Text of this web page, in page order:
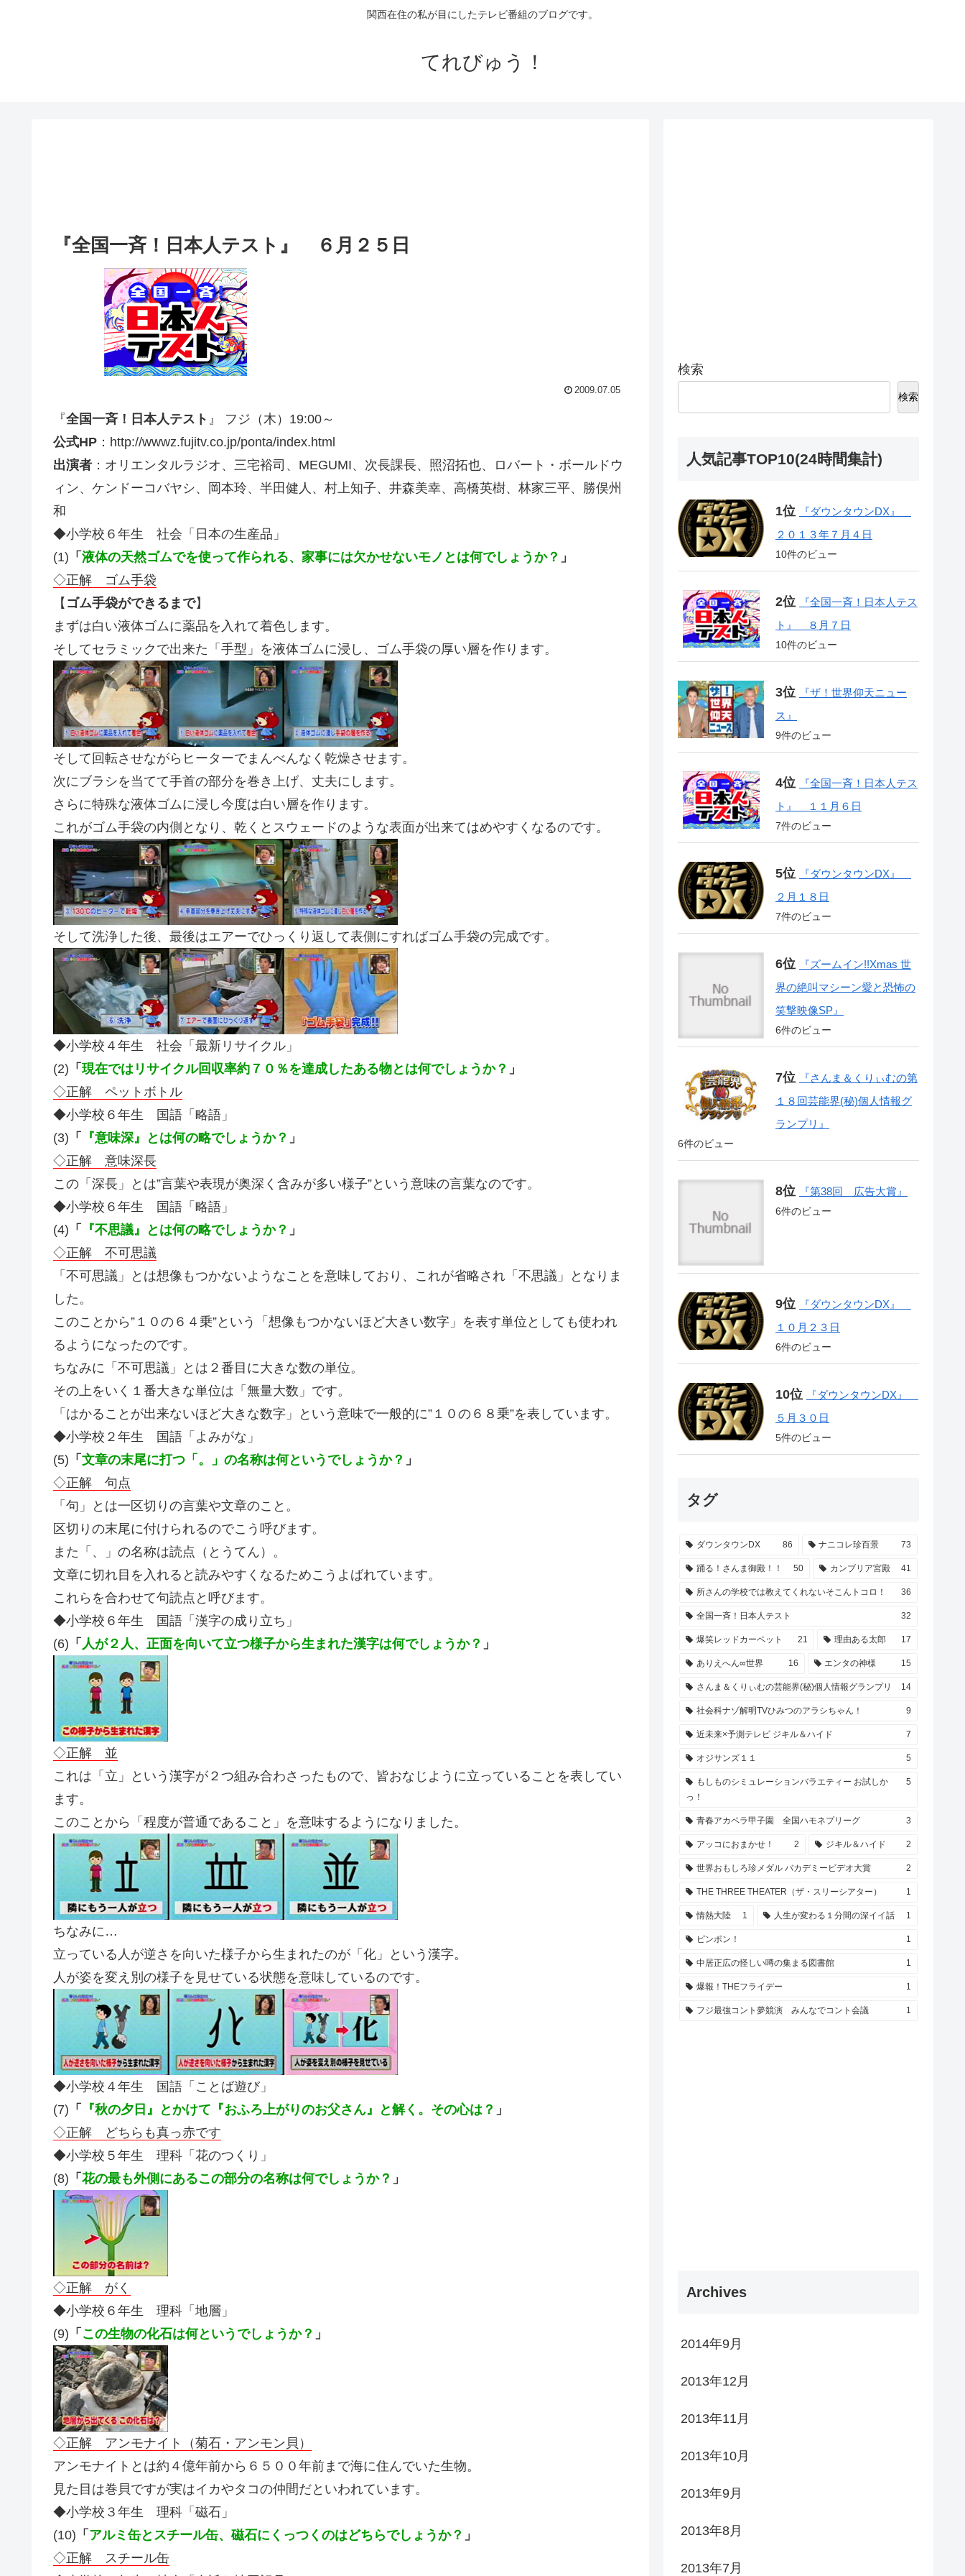
関西在住の私が目にしたテレビ番組のブログです。
てれびゅう！
『全国一斉！日本人テスト』 ６月２５日
2009.07.05
『全国一斉！日本人テスト 』 フジ（木）19:00～
公式HP ：http://wwwz.fujitv.co.jp/ponta/index.html
出演者 ：オリエンタルラジオ、三宅裕司、MEGUMI、次長課長、照沼拓也、ロバート・ボールドウ
ィン、ケンドーコバヤシ、岡本玲、半田健人、村上知子、井森美幸、高橋英樹、林家三平、勝俣州
和
◆小学校６年生 社会「日本の生産品」
(1) 「 液体の天然ゴムでを使って作られる、家事には欠かせないモノとは何でしょうか？ 」
◇正解 ゴム手袋
【 ゴム手袋ができるまで】
まずは白い液体ゴムに薬品を入れて着色します。
そしてセラミックで出来た「手型」を液体ゴムに浸し、ゴム手袋の厚い層を作ります。
そして回転させながらヒーターでまんべんなく乾燥させます。
次にブラシを当てて手首の部分を巻き上げ、丈夫にします。
さらに特殊な液体ゴムに浸し今度は白い層を作ります。
これがゴム手袋の内側となり、乾くとスウェードのような表面が出来てはめやすくなるのです。
そして洗浄した後、最後はエアーでひっくり返して表側にすればゴム手袋の完成です。
◆小学校４年生 社会「最新リサイクル」
(2) 「 現在ではリサイクル回収率約７０％を達成したある物とは何でしょうか？ 」
◇正解 ペットボトル
◆小学校６年生 国語「略語」
(3) 「 『意味深』とは何の略でしょうか？ 」
◇正解 意味深長
この「深長」とは”言葉や表現が奥深く含みが多い様子”という意味の言葉なのです。
◆小学校６年生 国語「略語」
(4) 「 『不思議』とは何の略でしょうか？ 」
◇正解 不可思議
「不可思議」とは想像もつかないようなことを意味しており、これが省略され「不思議」となりま
した。
このことから”１０の６４乗”という「想像もつかないほど大きい数字」を表す単位としても使われ
るようになったのです。
ちなみに「不可思議」とは２番目に大きな数の単位。
その上をいく１番大きな単位は「無量大数」です。
「はかることが出来ないほど大きな数字」という意味で一般的に”１０の６８乗”を表しています。
◆小学校２年生 国語「よみがな」
(5) 「 文章の末尾に打つ「。」の名称は何というでしょうか？ 」
◇正解 句点
「句」とは一区切りの言葉や文章のこと。
区切りの末尾に付けられるのでこう呼びます。
また「、」の名称は読点（とうてん）。
文章に切れ目を入れると読みやすくなるためこうよばれています。
これらを合わせて句読点と呼びます。
◆小学校６年生 国語「漢字の成り立ち」
(6) 「 人が２人、正面を向いて立つ様子から生まれた漢字は何でしょうか？ 」
◇正解 並
これは「立」という漢字が２つ組み合わさったもので、皆おなじように立っていることを表してい
ます。
このことから「程度が普通であること」を意味するようになりました。
ちなみに…
立っている人が逆さを向いた様子から生まれたのが「化」という漢字。
人が姿を変え別の様子を見せている状態を意味しているのです。
◆小学校４年生 国語「ことば遊び」
(7) 「 『秋の夕日』とかけて『おふろ上がりのお父さん』と解く。その心は？ 」
◇正解 どちらも真っ赤です
◆小学校５年生 理科「花のつくり」
(8) 「 花の最も外側にあるこの部分の名称は何でしょうか？ 」
◇正解 がく
◆小学校６年生 理科「地層」
(9) 「 この生物の化石は何というでしょうか？ 」
◇正解 アンモナイト（菊石・アンモン貝）
アンモナイトとは約４億年前から６５００年前まで海に住んでいた生物。
見た目は巻貝ですが実はイカやタコの仲間だといわれています。
◆小学校３年生 理科「磁石」
(10) 「 アルミ缶とスチール缶、磁石にくっつくのはどちらでしょうか？ 」
◇正解 スチール缶
検索
検索
人気記事TOP10(24時間集計)
『ダウンタウンDX』
２０１３年７月４日
10件のビュー
『全国一斉！日本人テス
ト』 ８月７日
10件のビュー
『ザ！世界仰天ニュー
ス』
9件のビュー
『全国一斉！日本人テス
ト』 １１月６日
7件のビュー
『ダウンタウンDX』
２月１８日
7件のビュー
『ズームイン!!Xmas 世
界の絶叫マシーン愛と恐怖の
笑撃映像SP』
6件のビュー
『さんま＆くりぃむの第
１８回芸能界(秘)個人情報グ
ランプリ』
6件のビュー
『第38回 広告大賞』
6件のビュー
『ダウンタウンDX』
１０月２３日
6件のビュー
『ダウンタウンDX』
５月３０日
5件のビュー
タグ
ダウンタウンDX 86 ナニコレ珍百景 73
踊る！さんま御殿！！ 50 カンブリア宮殿 41
所さんの学校では教えてくれないそこんトコロ！ 36
全国一斉！日本人テスト 32
爆笑レッドカーペット 21 理由ある太郎 17
ありえへん∞世界 16 エンタの神様 15
さんま＆くりぃむの芸能界(秘)個人情報グランプリ 14
社会科ナゾ解明TVひみつのアラシちゃん！ 9
近未来×予測テレビ ジキル＆ハイド 7
オジサンズ１１ 5
もしものシミュレーションバラエティー お試しか
っ！
5
青春アカペラ甲子園 全国ハモネプリーグ 3
アッコにおまかせ！ 2 ジキル＆ハイド 2
世界おもしろ珍メダル バカデミービデオ大賞 2
THE THREE THEATER（ザ・スリーシアター） 1
情熱大陸 1 人生が変わる１分間の深イイ話 1
ピンポン！ 1
中居正広の怪しい噂の集まる図書館 1
爆報！THEフライデー 1
フジ最強コント夢競演 みんなでコント会議 1
Archives
2014年9月
2013年12月
2013年11月
2013年10月
2013年9月
2013年8月
2013年7月